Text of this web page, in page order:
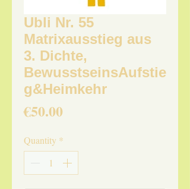
Ubli Nr. 55
Matrixausstieg aus
3. Dichte,
BewusstseinsAufstie
g&Heimkehr
€50.00Price
Quantity *